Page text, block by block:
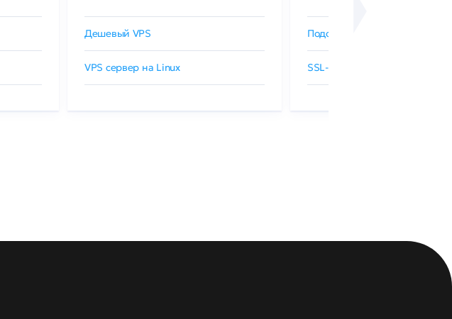
Дешевый VPS
VPS сервер на Linux
Подобрать SSL-сертификат
SSL-сертификаты GlobalSign